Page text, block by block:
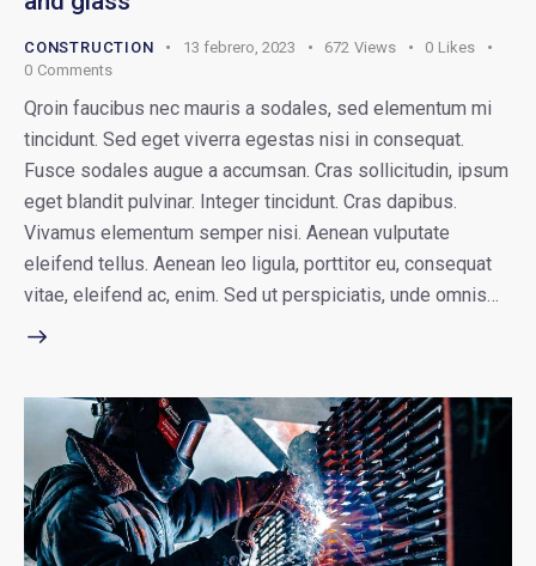
CONSTRUCTION 13 febrero, 2023 672 Views 0 Likes
0 Comments
Qroin faucibus nec mauris a sodales, sed elementum mi
tincidunt. Sed eget viverra egestas nisi in consequat.
Fusce sodales augue a accumsan. Cras sollicitudin, ipsum
eget blandit pulvinar. Integer tincidunt. Cras dapibus.
Vivamus elementum semper nisi. Aenean vulputate
eleifend tellus. Aenean leo ligula, porttitor eu, consequat
vitae, eleifend ac, enim. Sed ut perspiciatis, unde omnis…